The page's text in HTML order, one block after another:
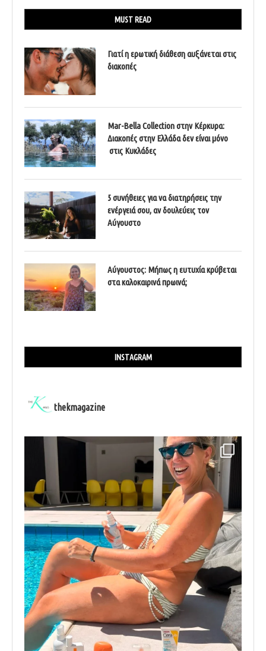
MUST READ
Γιατί η ερωτική διάθεση αυξάνεται στις
διακοπές
Mar-Bella Collection στην Κέρκυρα:
Διακοπές στην Ελλάδα δεν είναι μόνο
στις Κυκλάδες
5 συνήθειες για να διατηρήσεις την
ενέργειά σου, αν δουλεύεις τον
Αύγουστο
Αύγουστος: Μήπως η ευτυχία κρύβεται
στα καλοκαιρινά πρωινά;
INSTAGRAM
thekmagazine